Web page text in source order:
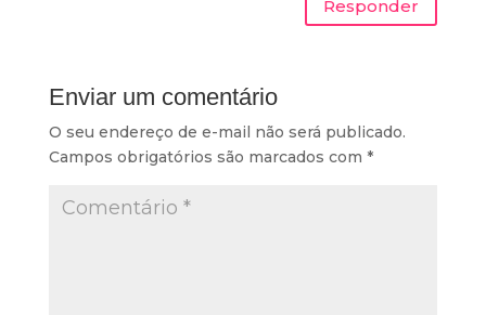
Responder
Enviar um comentário
O seu endereço de e-mail não será publicado.
Campos obrigatórios são marcados com *